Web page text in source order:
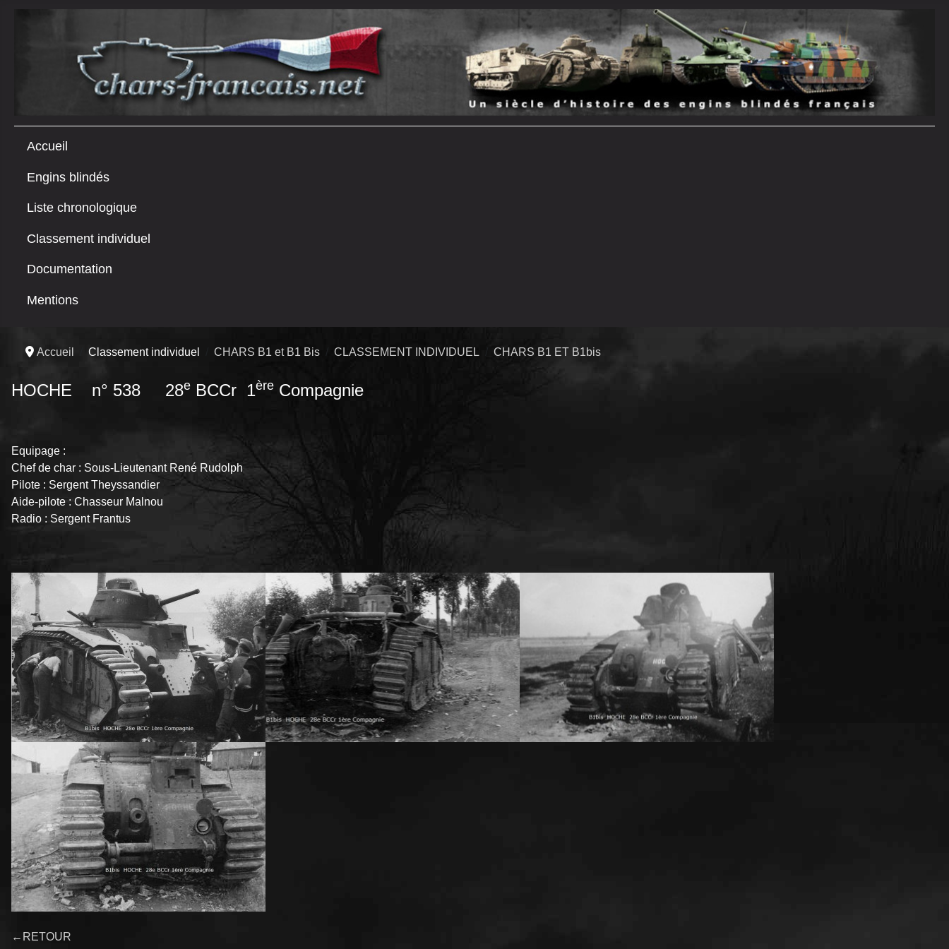
Accueil
Engins blindés
Liste chronologique
Classement individuel
Documentation
Mentions
Accueil Classement individuel CHARS B1 et B1 Bis CLASSEMENT INDIVIDUEL CHARS B1 ET B1bis
HOCHE n° 538 28e BCCr 1ère Compagnie
Equipage :
Chef de char : Sous-Lieutenant René Rudolph
Pilote : Sergent Theyssandier
Aide-pilote : Chasseur Malnou
Radio : Sergent Frantus
←RETOUR